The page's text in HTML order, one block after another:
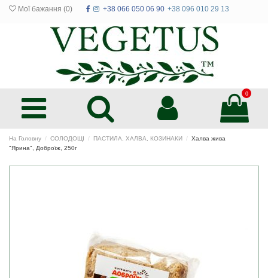
Мої бажання (0) +38 066 050 06 90 +38 096 010 29 13
0
На Головну СОЛОДОЩІ ПАСТИЛА, ХАЛВА, КОЗИНАКИ
Халва жива
"Ярина", Доброїж, 250г